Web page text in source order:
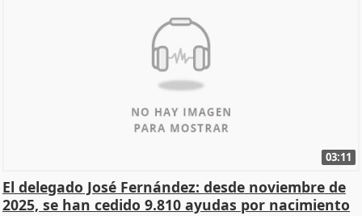
03:11
El delegado José Fernández: desde noviembre de
2025, se han cedido 9.810 ayudas por nacimiento